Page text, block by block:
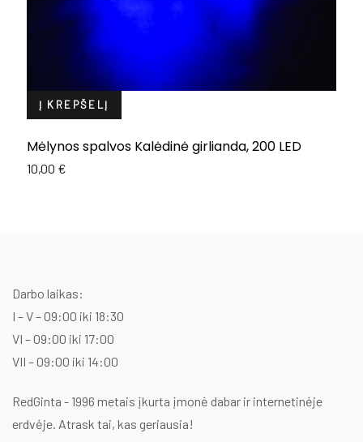
Į KREPŠELĮ
Mėlynos spalvos Kalėdinė girlianda, 200 LED
10,00 €
Darbo laikas:
I – V – 09:00 iki 18:30
VI – 09:00 iki 17:00
VII – 09:00 iki 14:00
RedGinta - 1996 metais įkurta įmonė dabar ir internetinėje
erdvėje. Atrask tai, kas geriausia!